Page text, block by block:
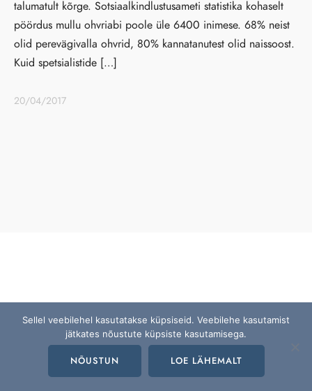
talumatult kõrge. Sotsiaalkindlustusameti statistika kohaselt
pöördus mullu ohvriabi poole üle 6400 inimese. 68% neist
olid perevägivalla ohvrid, 80% kannatanutest olid naissoost.
Kuid spetsialistide […]
20/04/2017
Sellel veebilehel kasutatakse küpsiseid. Veebilehe kasutamist
jätkates nõustute küpsiste kasutamisega.
NÕUSTUN LOE LÄHEMALT